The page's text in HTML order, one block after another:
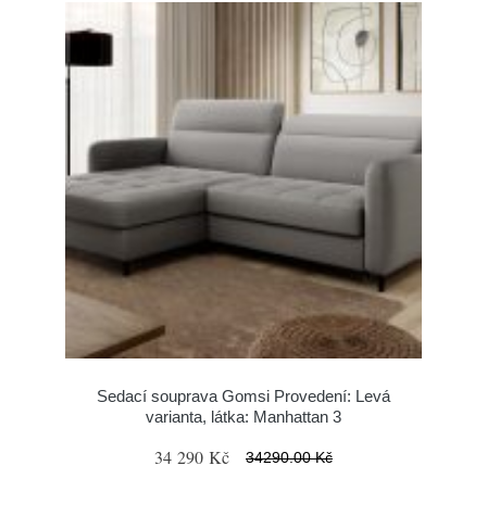
Sedací souprava Gomsi Provedení: Levá
varianta, látka: Manhattan 3
34 290 Kč 34290.00 Kč